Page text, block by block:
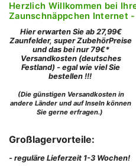
Herzlich Willkommen bei
Zaunschnäppchen Internet
Hier erwarten Sie ab 27,99€
Zaunfelder, super ZubehörPreise
und das bei nur 79€*
Versandkosten (deutsches
Festland) - egal wie viel Sie
bestellen !!!
(Die günstigen Versandkosten in
andere Länder und auf Inseln können
Sie gerne erfragen.)
Großlagervorteile:
- reguläre Lieferzeit 1-3 Wochen!